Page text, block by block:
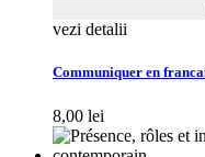
vezi detalii
Communiquer en
8,00 lei